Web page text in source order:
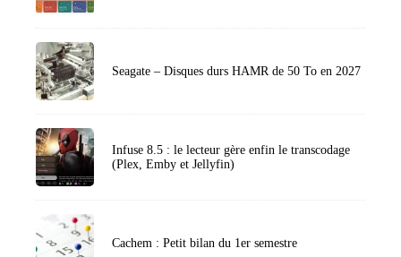
Seagate – Disques durs HAMR de 50 To en 2027
Infuse 8.5 : le lecteur gère enfin le transcodage
(Plex, Emby et Jellyfin)
Cachem : Petit bilan du 1er semestre